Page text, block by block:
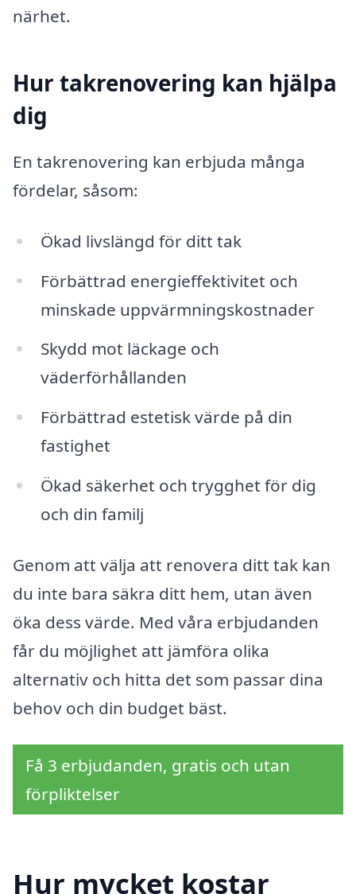
närhet.
Hur takrenovering kan hjälpa
dig
En takrenovering kan erbjuda många
fördelar, såsom:
Ökad livslängd för ditt tak
Förbättrad energieffektivitet och
minskade uppvärmningskostnader
Skydd mot läckage och
väderförhållanden
Förbättrad estetisk värde på din
fastighet
Ökad säkerhet och trygghet för dig
och din familj
Genom att välja att renovera ditt tak kan
du inte bara säkra ditt hem, utan även
öka dess värde. Med våra erbjudanden
får du möjlighet att jämföra olika
alternativ och hitta det som passar dina
behov och din budget bäst.
Få 3 erbjudanden, gratis och utan
förpliktelser
Hur mycket kostar